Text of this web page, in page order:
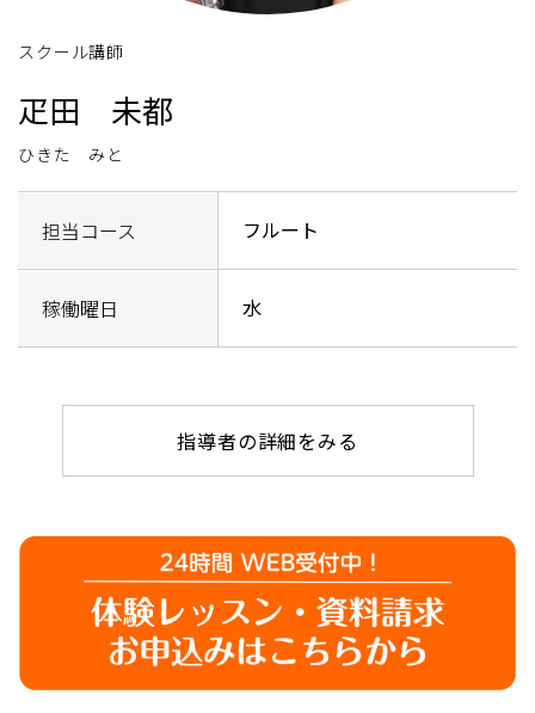
スクール講師
疋田 未都
ひきた みと
担当コース フルート
稼働曜日 水
指導者の詳細をみる